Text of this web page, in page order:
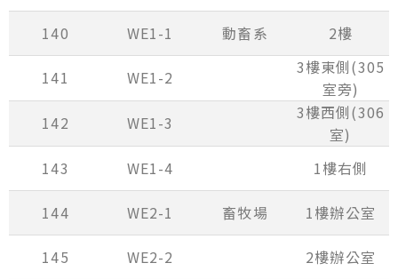
140 WE1-1 動畜系 2樓
141 WE1-2
3樓東側(305
室旁)
142
WE1-3
3樓西側(306
室)
143
WE1-4 1樓右側
144 WE2-1 畜牧場 1樓辦公室
145 WE2-2 2樓辦公室